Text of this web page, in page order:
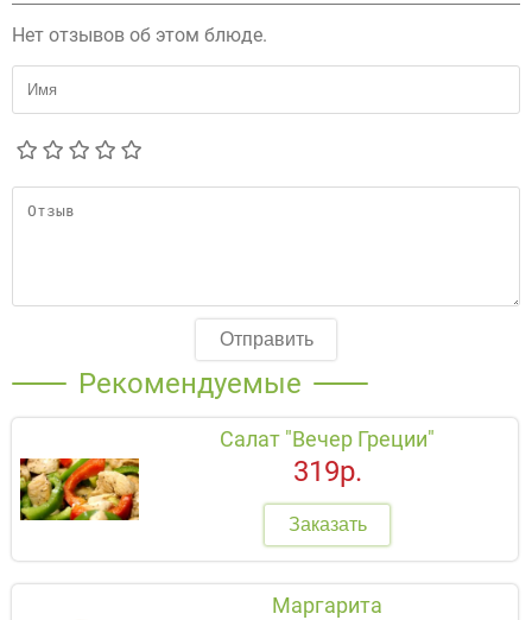
Нет отзывов об этом блюде.
Отправить
Рекомендуемые
Салат "Вечер Греции"
319р.
Заказать
Маргарита